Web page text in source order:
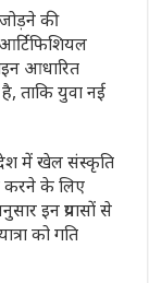
जोड़ने की
आधारित
ताकि युवा नई
देश में खेल संस्कृति
करने के लिए
इन प्रयासों से
को गति